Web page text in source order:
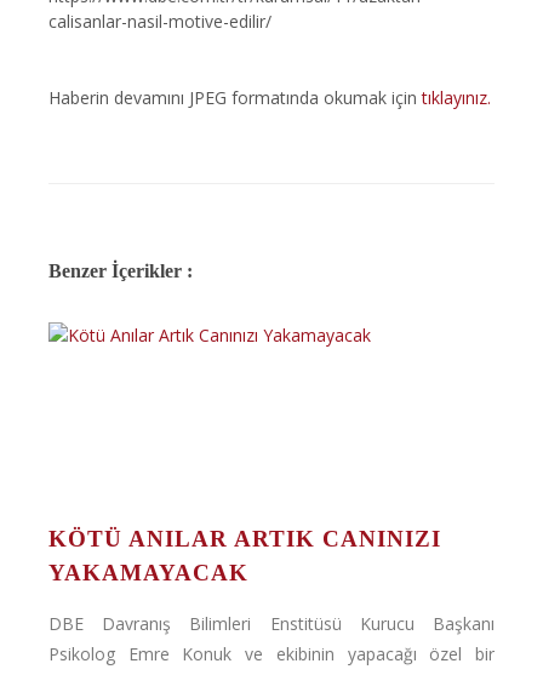
calisanlar-nasil-motive-edilir/
Haberin devamını JPEG formatında okumak içintıklayınız.
Benzer İçerikler :
KÖTÜ ANILAR ARTIK CANINIZI
YAKAMAYACAK
DBE Davranış Bilimleri Enstitüsü Kurucu Başkanı
Psikolog Emre Konuk ve ekibinin yapacağı özel bir